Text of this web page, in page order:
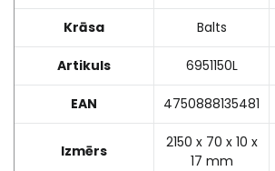
Krāsa Balts
Artikuls 6951150L
EAN 4750888135481
Izmērs
2150 x 70 x 10 x
17 mm